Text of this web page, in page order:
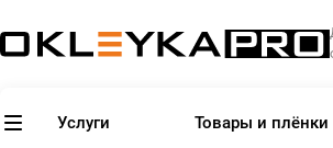
Услуги Товары и плёнки